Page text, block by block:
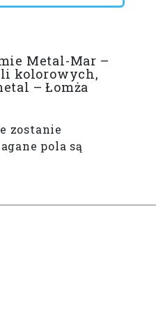
Metal-Mar –
kolorowych,
– Łomża
zostanie
pola są